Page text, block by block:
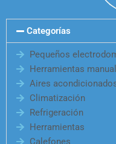
Categorías
Pequeños
Herramientas
Aires
Climatización
Refrigeración
Herramientas
Calefones